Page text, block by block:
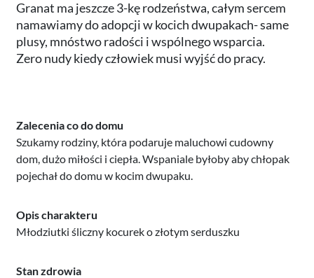
Granat ma jeszcze 3-kę rodzeństwa, całym sercem
namawiamy do adopcji w kocich dwupakach- same
plusy, mnóstwo radości i wspólnego wsparcia.
Zero nudy kiedy człowiek musi wyjść do pracy.
Zalecenia co do domu
Szukamy rodziny, która podaruje maluchowi cudowny
dom, dużo miłości i ciepła. Wspaniale byłoby aby chłopak
pojechał do domu w kocim dwupaku.
Opis charakteru
Młodziutki śliczny kocurek o złotym serduszku
Stan zdrowia